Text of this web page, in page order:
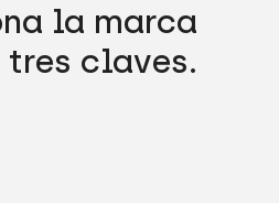
la marca
tres claves.